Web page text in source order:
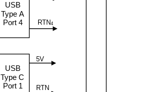
RTN4
5V
RTN
USB
Type C
Port 1
USB
Type A
Port 4